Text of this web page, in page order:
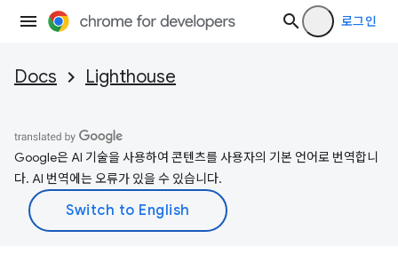
로그인
Docs Lighthouse
Google은 AI 기술을 사용하여 콘텐츠를 사용자의 기본 언어로 번역합니
다. AI 번역에는 오류가 있을 수 있습니다.